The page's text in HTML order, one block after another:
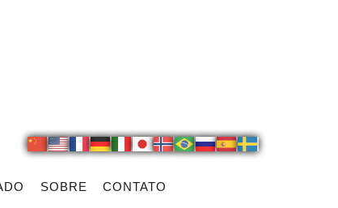
SOBRE CONTATO